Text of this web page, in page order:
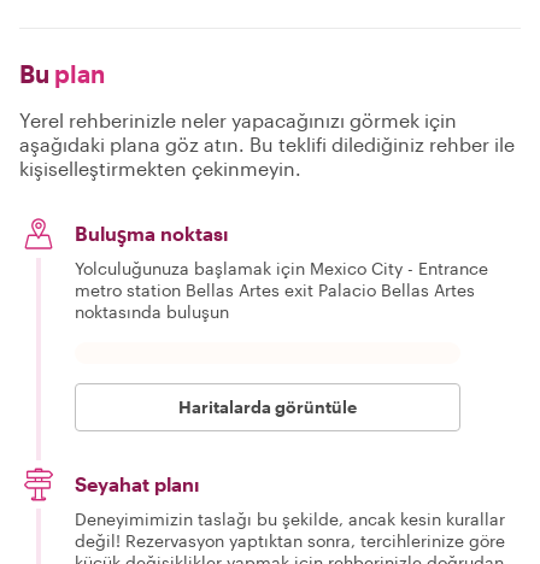
Bu plan
Yerel rehberinizle neler yapacağınızı görmek için
aşağıdaki plana göz atın. Bu teklifi dilediğiniz rehber ile
kişiselleştirmekten çekinmeyin.
Buluşma noktası
Yolculuğunuza başlamak için Mexico City - Entrance
metro station Bellas Artes exit Palacio Bellas Artes
noktasında buluşun
Haritalarda görüntüle
Seyahat planı
Deneyimimizin taslağı bu şekilde, ancak kesin kurallar
değil! Rezervasyon yaptıktan sonra, tercihlerinize göre